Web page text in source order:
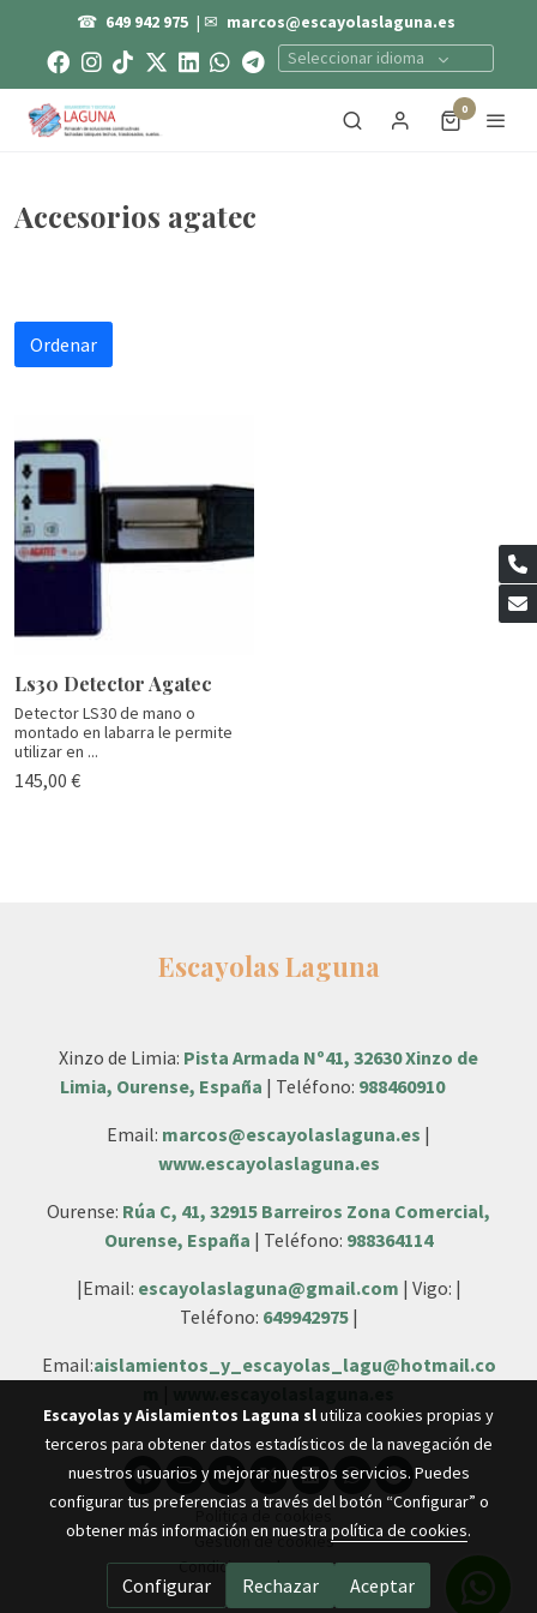
☎ 649 942 975 | ✉ marcos@escayolaslaguna.es
Seleccionar idioma
0
Accesorios agatec
Ordenar
Ls30 Detector Agatec
Detector LS30 de mano o
montado en labarra le permite
utilizar en ...
145,00 €
Escayolas Laguna
Xinzo de Limia: Pista Armada Nº41, 32630 Xinzo de
Limia, Ourense, España | Teléfono: 988460910
Email: marcos@escayolaslaguna.es |
www.escayolaslaguna.es
Ourense: Rúa C, 41, 32915 Barreiros Zona Comercial,
Ourense, España | Teléfono: 988364114
|Email: escayolaslaguna@gmail.com | Vigo: |
Teléfono: 649942975|
Email:aislamientos_y_escayolas_lagu@hotmail.co
Gestión de cookies
Condiciones de compra
Escayolas y Aislamientos Laguna slutiliza cookies propias y
terceros para obtener datos estadísticos de la navegación de
nuestros usuarios y mejorar nuestros servicios. Puedes
configurar tus preferencias a través del botón “Configurar” o
obtener más información en nuestra política de cookies.
Configurar Rechazar Aceptar